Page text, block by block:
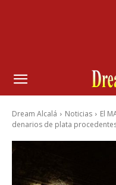
Dream Alcalá Noticias
El
denarios de plata